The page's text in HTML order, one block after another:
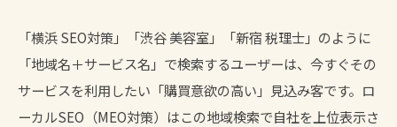
「横浜 SEO対策」「渋谷 美容室」「新宿 税理士」のように
「地域名＋サービス名」で検索するユーザーは、今すぐその
サービスを利用したい「購買意欲の高い」見込み客です。ロ
ーカルSEO（MEO対策）はこの地域検索で自社を上位表示さ